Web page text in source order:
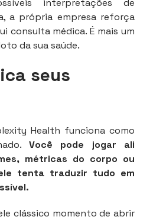
a própria empresa reforça
consulta médica. É mais um
da sua saúde.
seus
Health funciona como
Você pode jogar ali
métricas do corpo ou
tenta traduzir tudo em
clássico momento de abrir